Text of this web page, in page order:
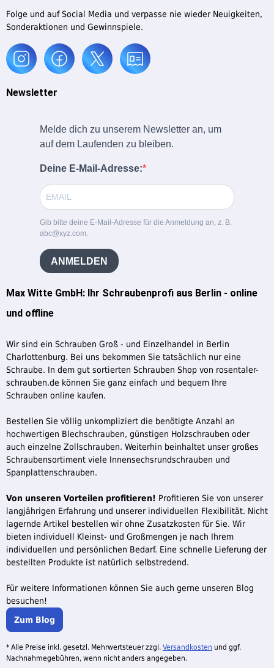
Max Witte GmbH: Ihr Schraubenprofi aus Berlin - online
und offline
Wir sind ein Schrauben Groß - und Einzelhandel in Berlin
Charlottenburg. Bei uns bekommen Sie tatsächlich nur eine
Schraube. In dem gut sortierten Schrauben Shop von rosentaler-
schrauben.de können Sie ganz einfach und bequem Ihre
Schrauben online kaufen.
Bestellen Sie völlig unkompliziert die benötigte Anzahl an
hochwertigen Blechschrauben, günstigen Holzschrauben oder
auch einzelne Zollschrauben. Weiterhin beinhaltet unser großes
Schraubensortiment viele Innensechsrundschrauben und
Spanplattenschrauben.
Von unseren Vorteilen profitieren! Profitieren Sie von unserer
langjährigen Erfahrung und unserer individuellen Flexibilität. Nicht
lagernde Artikel bestellen wir ohne Zusatzkosten für Sie. Wir
bieten individuell Kleinst- und Großmengen je nach Ihrem
individuellen und persönlichen Bedarf. Eine schnelle Lieferung der
bestellten Produkte ist natürlich selbstredend.
Für weitere Informationen können Sie auch gerne unseren Blog
besuchen!
Zum Blog
Folge und auf Social Media und verpasse nie wieder Neuigkeiten,
Sonderaktionen und Gewinnspiele.
Newsletter
Melde dich zu unserem Newsletter an, um
auf dem Laufenden zu bleiben.
Deine E-Mail-Adresse:
Gib bitte deine E-Mail-Adresse für die Anmeldung an, z. B.
abc@xyz.com.
ANMELDEN
* Alle Preise inkl. gesetzl. Mehrwertsteuer zzgl. Versandkosten und ggf.
Nachnahmegebühren, wenn nicht anders angegeben.